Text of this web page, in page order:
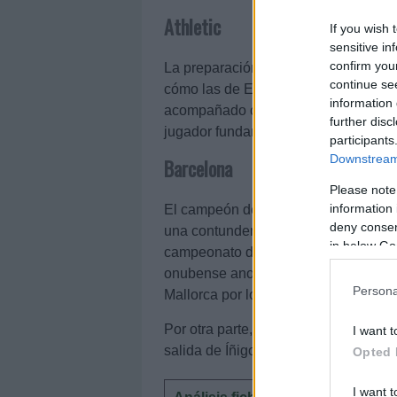
If you wish
sensitive
confirm
continue
information
further
Please
information
deny
in below
I want
Opted
I want
Athletic
La preparación del Athletic Club ha
cómo las de Egiluz, Sancet, Beñat
acompañado con 6 derrotas en 7
jugador fundamental para Valverde
Barcelona
El campeón de Liga se fue de gira
una contundente victoria por 5-0
campeonato disparado (4 goles en
onubense anotó un doblete contra
Mallorca por los problemas físicos
Por otra parte, Ronald Araujo (4.5
salida de Íñigo Martínez al fútbol